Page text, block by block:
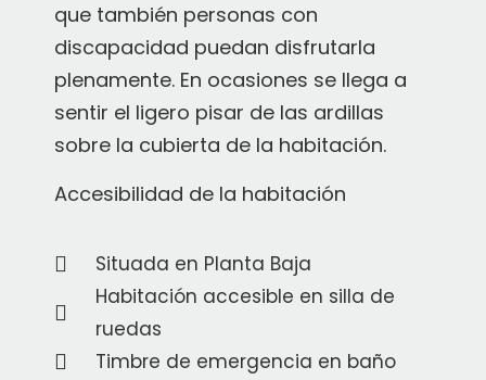
que también personas con
discapacidad puedan disfrutarla
plenamente. En ocasiones se llega a
sentir el ligero pisar de las ardillas
sobre la cubierta de la habitación.
Accesibilidad de la habitación
Situada en Planta Baja
Habitación accesible en silla de
ruedas
Timbre de emergencia en baño